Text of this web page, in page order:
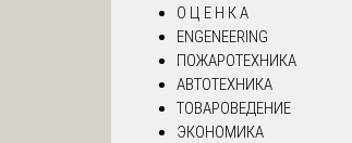
О Ц Е Н К А
ENGENEERING
ПОЖАРОТЕХНИКА
АВТОТЕХНИКА
ТОВАРОВЕДЕНИЕ
ЭКОНОМИКА